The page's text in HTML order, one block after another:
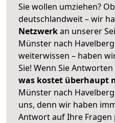
Sie wollen umziehen?
deutschlandweit – wir
Netzwerkan unserer
Münster nach
weiterwissen – haben
Sie! Wenn Sie
was kostet überhaupt
Münster nach
uns, denn wir haben
Antwort auf Ihre Fragen